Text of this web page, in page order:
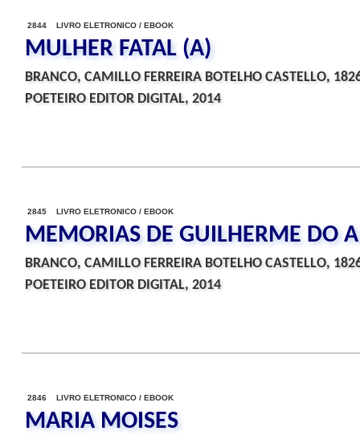
2844 LIVRO ELETRONICO / EBOOK
MULHER FATAL (A)
BRANCO, CAMILLO FERREIRA BOTELHO CASTELLO,
POETEIRO EDITOR DIGITAL, 2014
2845 LIVRO ELETRONICO / EBOOK
MEMORIAS DE GUILHERME DO
BRANCO, CAMILLO FERREIRA BOTELHO CASTELLO,
POETEIRO EDITOR DIGITAL, 2014
2846 LIVRO ELETRONICO / EBOOK
MARIA MOISES